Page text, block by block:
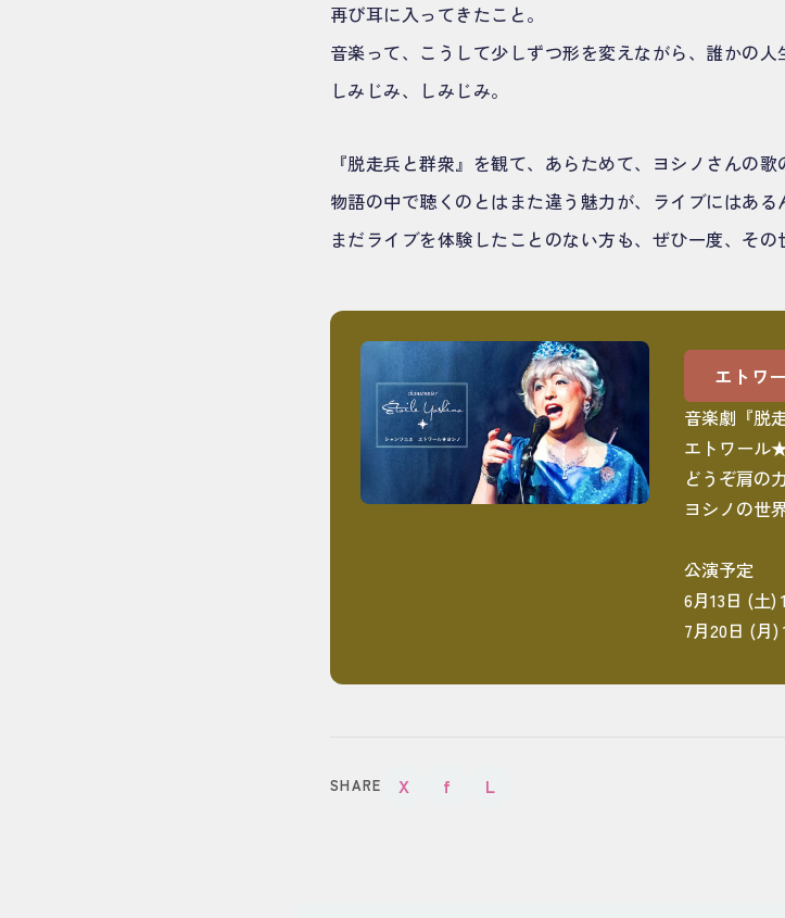
再び耳に入ってきたこと。
音楽って、こうして少しずつ形を変えながら、誰かの人
しみじみ、しみじみ。
『脱走兵と群衆』を観て、あらためて、ヨシノさんの
物語の中で聴くのとはまた違う魅力が、ライブにはある
まだライブを体験したことのない方も、ぜひ一度、その
エトワ
音楽劇『脱
エトワール
どうぞ肩の
ヨシノの世
公演予定
6月13日 (土)
7月20日
SHARE X f L